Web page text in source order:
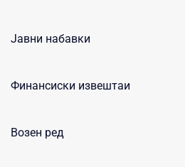
Јавни набавки
Финансиски извештаи
Возен ред